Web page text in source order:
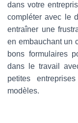
dans votre
compléter avec le
entraîner une
en embauchant un
bons formulaires
dans le travail
petites
modèles.